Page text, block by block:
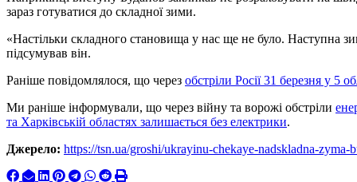
зараз готуватися до складної зими.
«Настільки складного становища у нас ще не було. Наступна
підсумував він.
Раніше повідомлялося, що через обстріли Росії 31 березня у 5
Ми раніше інформували, що через війну та ворожі обстріли
та Харківській областях залишається без електрики.
Джерело: https://tsn.ua/groshi/ukrayinu-chekaye-nadskladna-